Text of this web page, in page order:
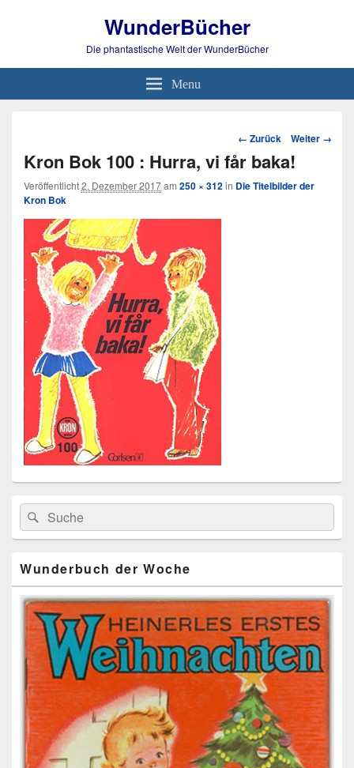
WunderBücher
Die phantastische Welt der WunderBücher
Menu
Bild-
Navigation
← Zurück Weiter →
Kron Bok 100 : Hurra, vi får baka!
Veröffentlicht2. Dezember 2017am 250 × 312in Die Titelbilder der
Kron Bok
Primärer
Seitenleisten
Widget-
Bereich
Search
for:
Suche
Wunderbuch der Woche